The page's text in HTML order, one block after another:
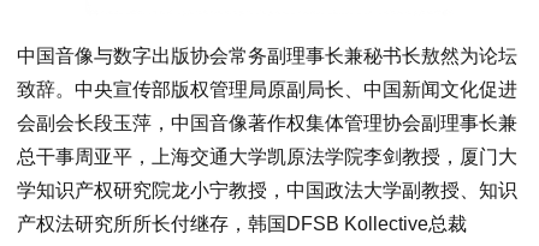
中国音像与数字出版协会常务副理事长兼秘书长敖然为论坛
致辞。中央宣传部版权管理局原副局长、中国新闻文化促进
会副会长段玉萍，中国音像著作权集体管理协会副理事长兼
总干事周亚平，上海交通大学凯原法学院李剑教授，厦门大
学知识产权研究院龙小宁教授，中国政法大学副教授、知识
产权法研究所所长付继存，韩国DFSB Kollective总裁